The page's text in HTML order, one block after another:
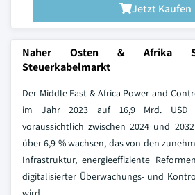
Jetzt Kaufen
Naher Osten & Afrika
Steuerkabelmarkt
Der Middle East & Africa Power and
im Jahr 2023 auf 16,9 Mrd. USD
voraussichtlich zwischen 2024 und
über 6,9 % wachsen, das von den
Infrastruktur, energieeffiziente
digitalisierter Überwachungs- und